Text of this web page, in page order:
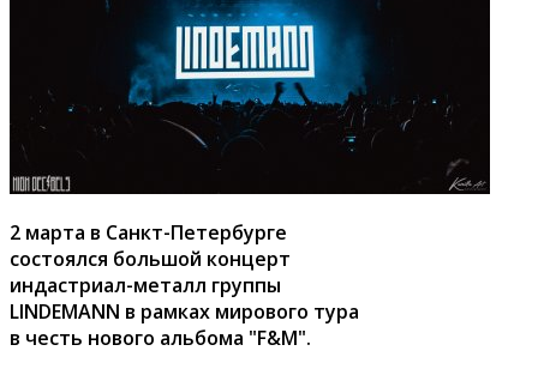
2 марта в Санкт-Петербурге
состоялся большой концерт
индастриал-металл группы
LINDEMANN в рамках мирового тура
в честь нового альбома "F&M".